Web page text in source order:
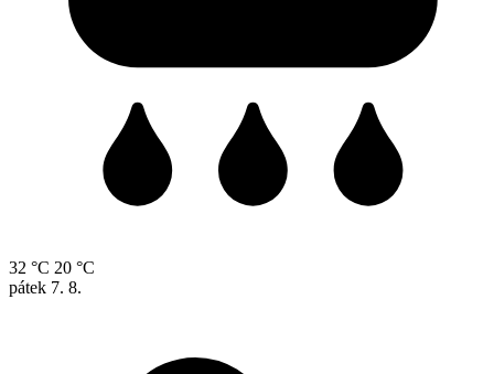
32 °C 20 °C
pátek 7. 8.